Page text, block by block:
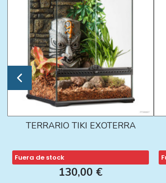
TERRARIO TIKI EXOTERRA
Fuera de stock
130,00 €